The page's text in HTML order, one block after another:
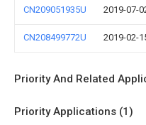
CN209051935U 2019-07-
CN208499772U 2019-02-
Priority And Related
Priority Applications (1)